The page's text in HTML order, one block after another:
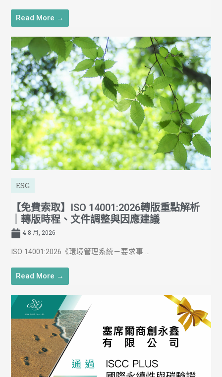
Read More →
ESG
【免費索取】ISO 14001:2026轉版重點解析
｜轉版時程、文件調整與因應建議
4 8 月, 2026
ISO 14001:2026《環境管理系統－要求事 ...
Read More →